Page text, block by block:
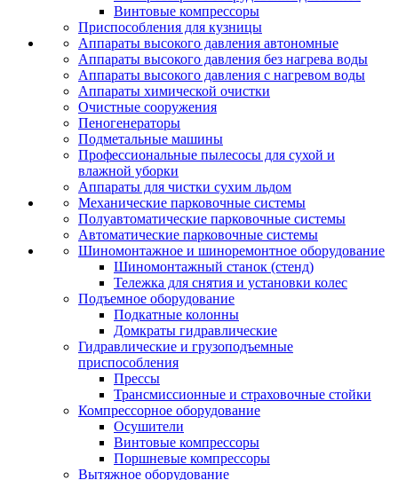
Винтовые компрессоры
Приспособления для кузницы
Аппараты высокого давления автономные
Аппараты высокого давления без нагрева воды
Аппараты высокого давления с нагревом воды
Аппараты химической очистки
Очистные сооружения
Пеногенераторы
Подметальные машины
Профессиональные пылесосы для сухой и
влажной уборки
Аппараты для чистки сухим льдом
Механические парковочные системы
Полуавтоматические парковочные системы
Автоматические парковочные системы
Шиномонтажное и шиноремонтное оборудование
Шиномонтажный станок (стенд)
Тележка для снятия и установки колес
Подъемное оборудование
Подкатные колонны
Домкраты гидравлические
Гидравлические и грузоподъемные
приспособления
Прессы
Трансмиссионные и страховочные стойки
Компрессорное оборудование
Осушители
Винтовые компрессоры
Поршневые компрессоры
Вытяжное оборудование